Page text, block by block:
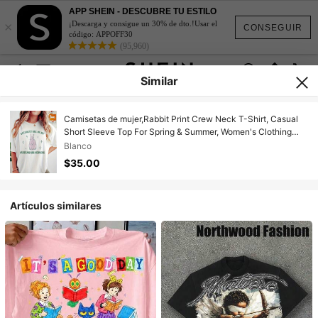
CONSEGUIR
×
APP SHEIN - DESCUBRE TU ESTILO
¡Descarga y consigue un 30% de dto.!Usar el
código: APPOFF30
(95,960)
Similar
Camisetas de mujer,Rabbit Print Crew Neck T-Shirt, Casual
Short Sleeve Top For Spring & Summer, Women's Clothing
Tee For adult, Men, Women, Teen, Teenager, adolescent,
Youth
Blanco
$35.00
Artículos similares